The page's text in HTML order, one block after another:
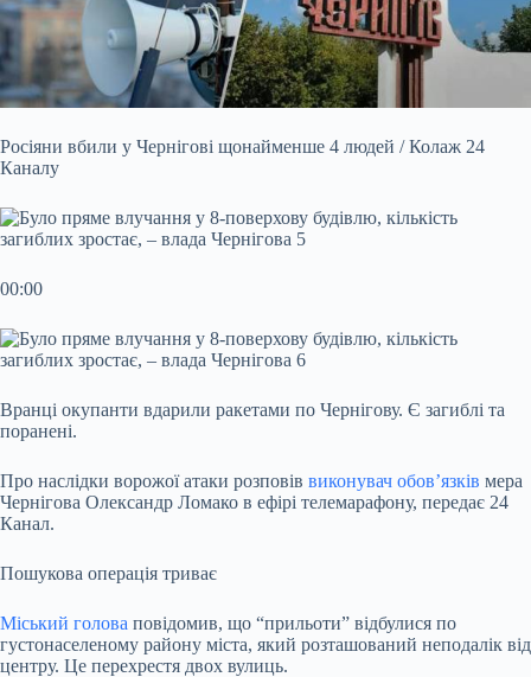
Росіяни вбили у Чернігові щонайменше 4 людей / Колаж 24
Каналу
00:00
Вранці окупанти вдарили ракетами по Чернігову. Є загиблі та
поранені.
Про наслідки ворожої атаки розповів виконувач обов’язків мера
Чернігова Олександр Ломако в ефірі телемарафону, передає 24
Канал.
Пошукова операція триває
Міський голова повідомив, що “прильоти” відбулися по
густонаселеному району міста, який розташований неподалік від
центру. Це перехрестя двох вулиць.